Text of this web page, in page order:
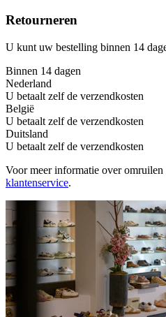
Retourneren
U kunt uw bestelling binnen 14
Binnen 14 dagen
Nederland
U betaalt zelf de verzendkosten
België
U betaalt zelf de verzendkosten
Duitsland
U betaalt zelf de verzendkosten
Voor meer informatie over
klantenservice.